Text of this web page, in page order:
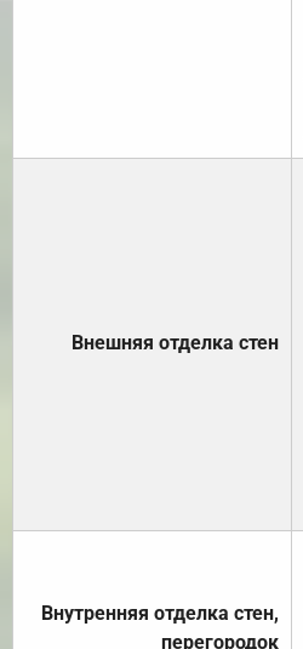
Внешняя отделка стен
Внутренняя отделка стен,
перегородок